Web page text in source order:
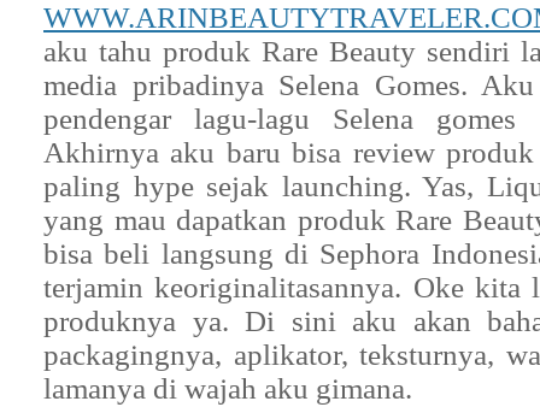
aku tahu produk Rare Beauty sendiri
media pribadinya Selena Gomes.
pendengar lagu-lagu Selena
Akhirnya aku baru bisa review
paling hype sejak launching. Yas,
yang mau dapatkan produk Rare
bisa beli langsung di Sephora
terjamin keoriginalitasannya. Oke kita
produknya ya. Di sini aku akan
packagingnya, aplikator, teksturnya,
lamanya di wajah aku gimana.